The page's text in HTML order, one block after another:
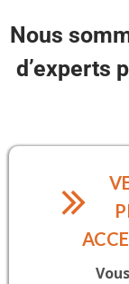
Nous
d’experts